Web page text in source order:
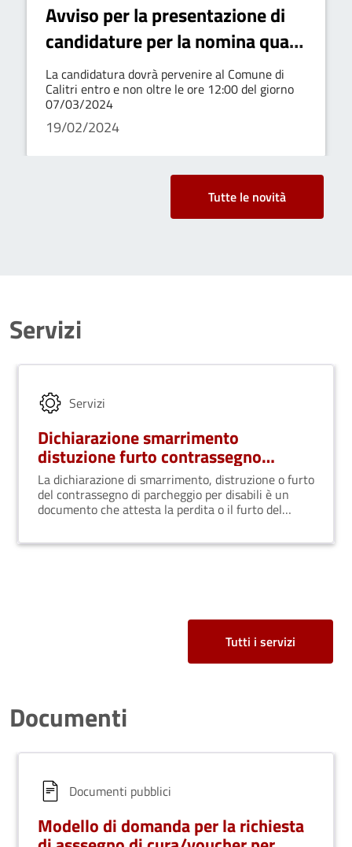
Avviso per la presentazione di
candidature per la nomina quale
garante della persona con
disabilità del Comune di Calitri
La candidatura dovrà pervenire al Comune di
Calitri entro e non oltre le ore 12:00 del giorno
07/03/2024
19/02/2024
Tutte le novità
Servizi
Servizi
Dichiarazione smarrimento
distuzione furto contrassegno
parcheggio disabili
La dichiarazione di smarrimento, distruzione o furto
del contrassegno di parcheggio per disabili è un
documento che attesta la perdita o il furto del
Tutti i servizi
Documenti
Documenti pubblici
Modello di domanda per la richiesta